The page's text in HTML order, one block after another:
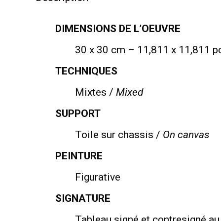
DIMENSIONS DE L’OEUVRE
30 x 30 cm – 11,811 x 11,811
TECHNIQUES
Mixtes / Mixed
SUPPORT
Toile sur chassis / On canvas
PEINTURE
Figurative
SIGNATURE